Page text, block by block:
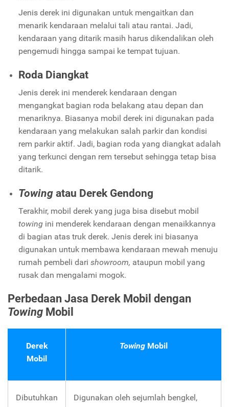
Jenis derek ini digunakan untuk mengaitkan dan
menarik kendaraan melalui tali atau rantai. Jadi,
kendaraan yang ditarik masih harus dikendalikan oleh
pengemudi hingga sampai ke tempat tujuan.
Roda Diangkat
Jenis derek ini menderek kendaraan dengan
mengangkat bagian roda belakang atau depan dan
menariknya. Biasanya mobil derek ini digunakan pada
kendaraan yang melakukan salah parkir dan kondisi
rem parkir aktif. Jadi, bagian roda yang diangkat adalah
yang terkunci dengan rem tersebut sehingga tetap bisa
ditarik.
Towing atau Derek Gendong
Terakhir, mobil derek yang juga bisa disebut mobil
towing ini menderek kendaraan dengan menaikkannya
di bagian atas truk derek. Jenis derek ini biasanya
digunakan untuk membawa kendaraan mewah menuju
rumah pembeli dari showroom, ataupun mobil yang
rusak dan mengalami mogok.
Perbedaan Jasa Derek Mobil dengan
Towing Mobil
Derek
Mobil
Towing Mobil
Dibutuhkan
Digunakan oleh sejumlah bengkel,